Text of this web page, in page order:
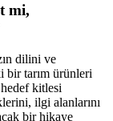
mi,
dilini ve
tarım ürünleri
kitlesi
ilgi alanlarını
bir hikaye